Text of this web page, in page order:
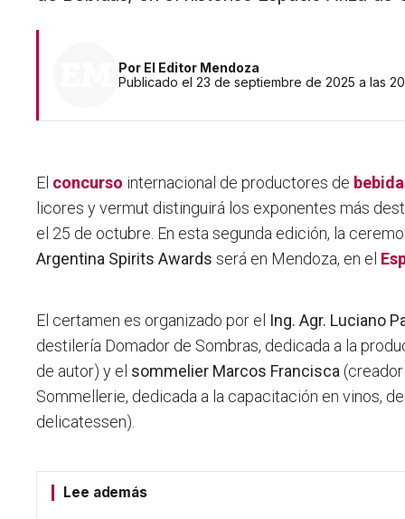
Por El Editor Mendoza
Publicado el 23 de septiembre de 2025 a las
El concurso internacional de productores de
licores y vermut distinguirá los exponentes más
el 25 de octubre. En esta segunda edición, la
Argentina Spirits Awards será en Mendoza, en el
El certamen es organizado por el Ing. Agr. Luciano
destilería Domador de Sombras, dedicada a la
de autor) y el sommelier Marcos Francisca
Sommellerie, dedicada a la capacitación en vinos,
delicatessen).
Lee además